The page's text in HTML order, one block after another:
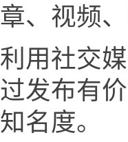
章、视频
利用社交
过发布有
知名度。